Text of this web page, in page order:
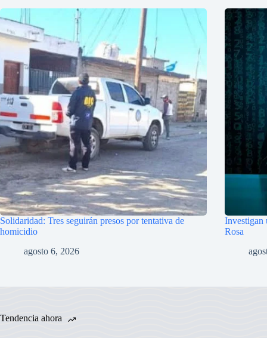
Solidaridad: Tres seguirán presos por tentativa de
homicidio
agosto 6, 2026
Investigan
Rosa
Tendencia ahora